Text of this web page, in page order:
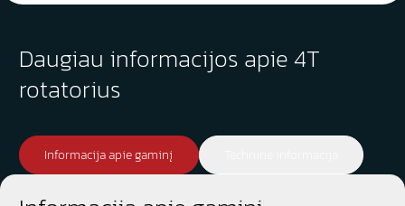
Daugiau informacijos apie 4T
rotatorius
Informacija apie gaminį